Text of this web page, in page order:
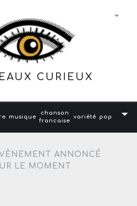
CURIEUX
musique
chanson
francaise
variété pop
ANNONCÉ
LE MOMENT